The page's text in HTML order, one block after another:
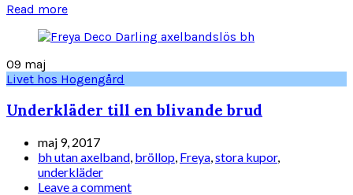
Read more
09 maj
Livet hos Hogengård
Underkläder till en blivande brud
maj 9, 2017
bh utan axelband, bröllop, Freya,stora kupor,
underkläder
Leave a comment